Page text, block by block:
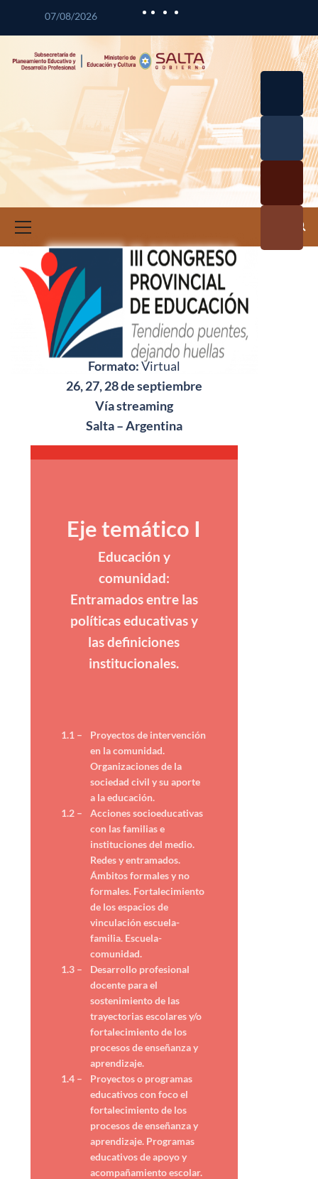
07/08/2026
Formato:Virtual
26, 27, 28 de septiembre
Vía streaming
Salta – Argentina
Eje temático I
Educación y
comunidad:
Entramados entre las
políticas educativas y
las definiciones
institucionales.
1.1 –
Proyectos de intervención
en la comunidad.
Organizaciones de la
sociedad civil y su aporte
a la educación.
1.2 –
Acciones socioeducativas
con las familias e
instituciones del medio.
Redes y entramados.
Ámbitos formales y no
formales. Fortalecimiento
de los espacios de
vinculación escuela-
familia. Escuela-
comunidad.
1.3 –
Desarrollo profesional
docente para el
sostenimiento de las
trayectorias escolares y/o
fortalecimiento de los
procesos de enseñanza y
aprendizaje.
1.4 –
Proyectos o programas
educativos con foco el
fortalecimiento de los
procesos de enseñanza y
aprendizaje. Programas
educativos de apoyo y
acompañamiento escolar.
Curricul
Profesio
a
Investig